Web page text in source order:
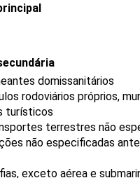
domissanitários
rodoviários próprios,
turísticos
terrestres não
não especificadas
exceto aérea e